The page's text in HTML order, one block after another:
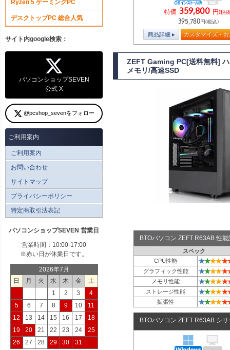
特価 359,800 円(税
395,780円(税込)
商品詳細 カスタマイズ・
ZEFT Gaming PC[送料無料]
メモリ/高速SSD
BTOパソコン ZEFT R63AB 性
スペック
CPU性能
★★★★★
グラフィック性能 ★★★★★
メモリ性能 ★★★★★
ストレージ性能 ★★★★★
拡張性 ★★★★★
BTOパソコン ZEFT R63AB シリ
Ryzen 5 ゲーミングPC
デスクトップPC 総合人気
サイト内google検索：
パソコンショップSEVEN
公式 X
@pcshop_sevenをフォロー
ご利用案内
ご利用案内
お問い合わせ
サイトマップ
プライバシーポリシー
特定商取引法表記
パソコンショップSEVEN 営業日
営業時間：10:00-17:00
※赤い日が休業日です。
2026年7月
日
月 火 水 木 金
土
1
2 3
4
5
6 7 8 9 10
11
12
13 14 15 16 17
18
19
20 21 22 23 24
25
26
27 28 29 30 31